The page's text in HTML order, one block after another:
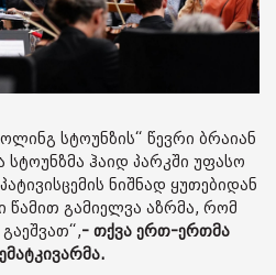
სტოუნზის“ წევრი ბრაიან
ჰაიდ პარკში უფასო
ნიშნად ყუთებიდან
წამით გამიელვა აზრმა, რომ
- თქვა ერთ-ერთმა